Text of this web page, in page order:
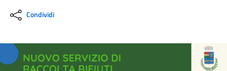
Condividi